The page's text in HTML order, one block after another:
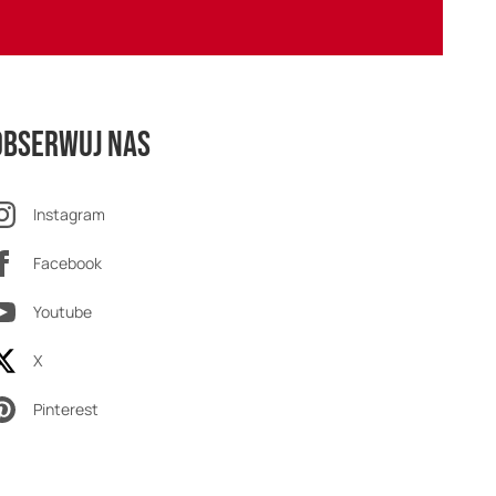
nas
Instagram
Facebook
Youtube
X
Pinterest